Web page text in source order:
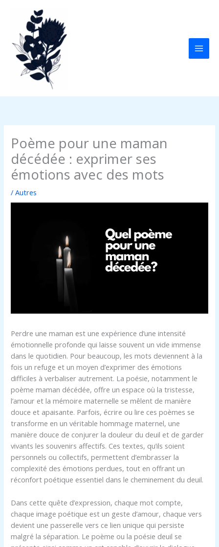
Poème pour une maman
décédée : exprimer ses
émotions avec des mots
/Autres
Perdre une maman est une expérience d’une intensité
émotionnelle profonde qui laisse souvent un vide immense
dans le quotidien. Pour beaucoup, les mots deviennent à la
fois un refuge et un moyen d’exprimer des émotions
difficiles à verbaliser autrement. La poésie, notamment le
poème maman décédée, offre un espace où la tristesse,
l’amour et la mémoire maternelle se mêlent de manière
douce et apaisante. Parfois, écrire ou lire ces poèmes se
transforme en un véritable hommage maternel, une
manière douce de conjurer la douleur du deuil et de garder
vivants les souvenirs affectifs. Ces textes, qu’ils soient
personnels ou collectifs, permettent d’embrasser la
complexité des émotions perdues, tout en offrant un
réconfort poétique essentiel dans le cheminement du deuil.
Dans cette quête d’expression, chaque mot compte,
chaque image poétique est un geste d’amour, chaque vers
devient une passerelle vers ce lien unique qui persiste
malgré la séparation. Le poème ou la poésie deuil se